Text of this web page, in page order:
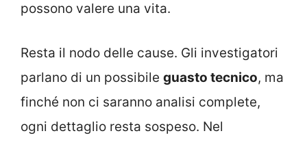
possono valere una vita.
Resta il nodo delle cause. Gli investigatori
parlano di un possibile guasto tecnico, ma
finché non ci saranno analisi complete,
ogni dettaglio resta sospeso. Nel